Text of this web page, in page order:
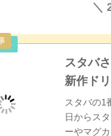
＼
スタバ
新作ド
スタバの1
日からス
ーやマグ